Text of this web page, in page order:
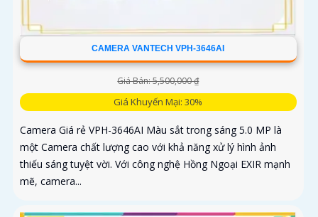
CAMERA VANTECH VPH-3646AI
Giá Bán: 5,500,000 ₫
Giá Khuyến Mại: 30%
Camera Giá rẻ VPH-3646AI Màu sắt trong sáng 5.0 MP là
một Camera chất lượng cao với khả năng xử lý hình ảnh
thiếu sáng tuyệt vời. Với công nghệ Hồng Ngoại EXIR mạnh
mẽ, camera...